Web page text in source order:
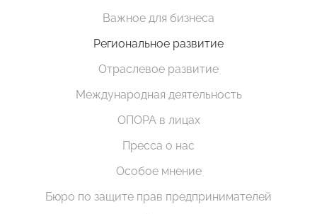
Важное для бизнеса
Региональное развитие
Отраслевое развитие
Международная деятельность
ОПОРА в лицах
Пресса о нас
Особое мнение
Бюро по защите прав предпринимателей